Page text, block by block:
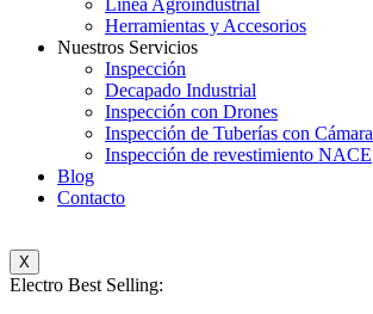
Línea Agroindustrial
Herramientas y Accesorios
Nuestros Servicios
Inspección
Decapado Industrial
Inspección con Drones
Inspección de Tuberías con Cámara
Inspección de revestimiento NACE
Blog
Contacto
X
Electro Best Selling: